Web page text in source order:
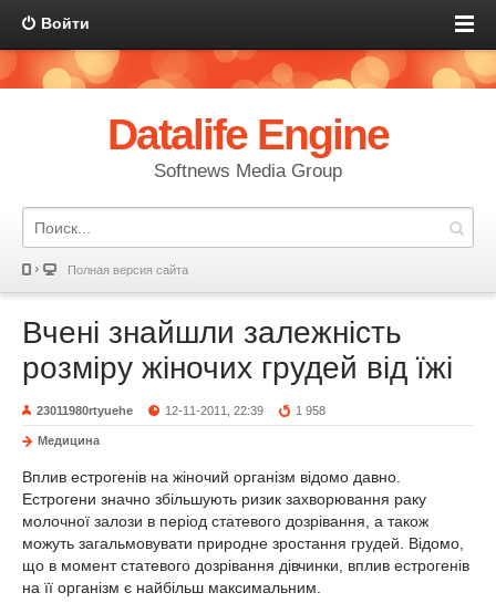
Войти
Datalife Engine
Softnews Media Group
Полная версия сайта
Вчені знайшли залежність
розміру жіночих грудей від їжі
23011980rtyuehe 12-11-2011, 22:39 1 958
Медицина
Вплив естрогенів на жіночий організм відомо давно.
Естрогени значно збільшують ризик захворювання раку
молочної залози в період статевого дозрівання, а також
можуть загальмовувати природне зростання грудей. Відомо,
що в момент статевого дозрівання дівчинки, вплив естрогенів
на її організм є найбільш максимальним.